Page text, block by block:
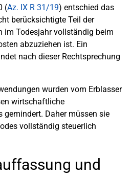
(Az. IX R 31/19) entschied das
berücksichtigte Teil der
im Todesjahr vollständig beim
abzuziehen ist. Ein
nach dieser Rechtsprechung
wurden vom Erblasser
wirtschaftliche
Daher müssen sie
vollständig steuerlich
und